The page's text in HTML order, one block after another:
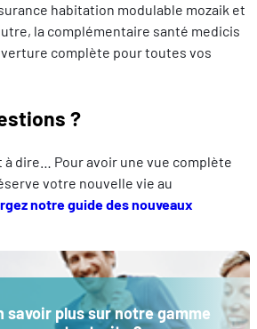
habitation modulable mozaik et
la complémentaire santé medicis
complète pour toutes vos
?
à dire… Pour avoir une vue complète
votre nouvelle vie au
notre guide des nouveaux
savoir plus sur notre gamme